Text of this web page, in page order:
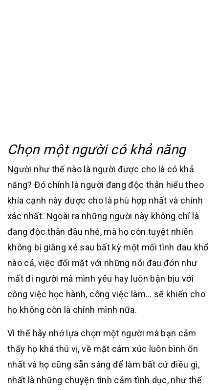
Chọn một người có khả năng
Người như thế nào là người được cho là có khả
năng? Đó chính là người đang độc thân hiểu theo
khía cạnh này được cho là phù hợp nhất và chính
xác nhất. Ngoài ra những người này không chỉ là
đang độc thân đâu nhé, mà họ còn tuyệt nhiên
không bị giằng xé sau bất kỳ một mối tình đau khổ
nào cả, việc đối mặt với những nỗi đau đớn như
mất đi người mà mình yêu hay luôn bận bịu với
công việc học hành, công việc làm… sẽ khiến cho
họ không còn là chính mình nữa.
Vì thế hãy nhớ lựa chọn một người mà bạn cảm
thấy họ khá thú vị, về mặt cảm xúc luôn bình ổn
nhất và họ cũng sẵn sàng để làm bất cứ điều gì,
nhất là những chuyện tình cảm tình dục, như thế